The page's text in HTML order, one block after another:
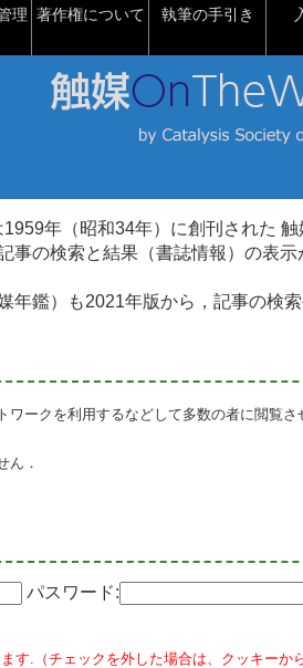
理 著作権について 執筆の手引き
年（昭和34年）に創刊された 触
事の検索と結果（書誌情報）の表
年鑑）も2021年版から，記事の検
ワークを利用するなどして多数の者に閲覧さ
ん．
パスワード:
す.（チェックを外した場合は、クッキーか